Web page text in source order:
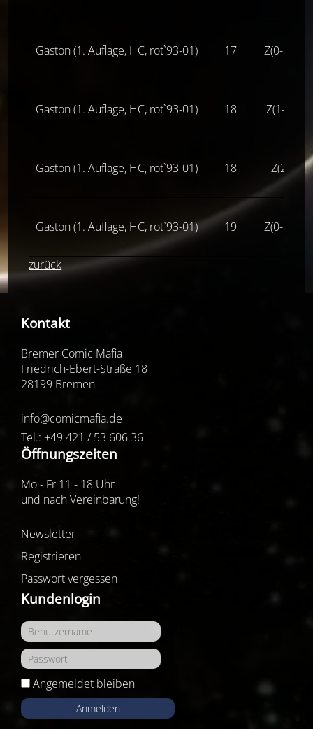
Gaston (1. Auflage, HC, rot`93-01) 17 Z(0-1-)
Gaston (1. Auflage, HC, rot`93-01) 18 Z(1-2)
Gaston (1. Auflage, HC, rot`93-01) 18 Z(2)
Gaston (1. Auflage, HC, rot`93-01) 19 Z(0-1-)
zurück
Kontakt
Bremer Comic Mafia
Friedrich-Ebert-Straße 18
28199 Bremen
info@comicmafia.de
Tel.: +49 421 / 53 606 36
Öffnungszeiten
Mo - Fr 11 - 18 Uhr
und nach Vereinbarung!
Newsletter
Registrieren
Passwort vergessen
Kundenlogin
Angemeldet bleiben
Anmelden